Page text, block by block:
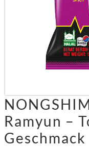
Ramyun –
Geschmack